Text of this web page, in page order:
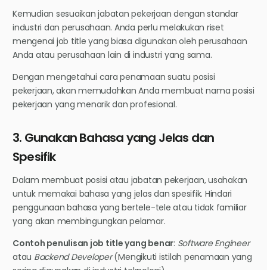
Kemudian sesuaikan jabatan pekerjaan dengan standar
industri dan perusahaan. Anda perlu melakukan riset
mengenai job title yang biasa digunakan oleh perusahaan
Anda atau perusahaan lain di industri yang sama.
Dengan mengetahui cara penamaan suatu posisi
pekerjaan, akan memudahkan Anda membuat nama posisi
pekerjaan yang menarik dan profesional.
3. Gunakan Bahasa yang Jelas dan
Spesifik
Dalam membuat posisi atau jabatan pekerjaan, usahakan
untuk memakai bahasa yang jelas dan spesifik. Hindari
penggunaan bahasa yang bertele-tele atau tidak familiar
yang akan membingungkan pelamar.
Contoh penulisan job title yang benar: Software Engineer
atau Backend Developer(Mengikuti istilah penamaan yang